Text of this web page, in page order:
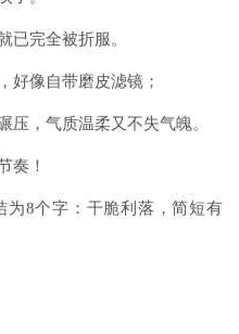
已完全被折服。
好像自带磨皮滤镜；
压，气质温柔又不失气魄。
奏！
为8个字：干脆利落，简短有